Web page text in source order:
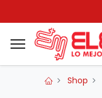
Shop